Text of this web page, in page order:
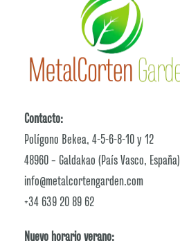
Contacto:
Polígono Bekea, 4-5-6-8-10 y 12
48960 – Galdakao (País Vasco, España)
info@metalcortengarden.com
+34 639 20 89 62
Nuevo horario verano: